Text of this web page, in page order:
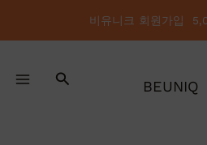
츠
비유니크 회원가입
검
BEUNIQ
신
순
으
됨